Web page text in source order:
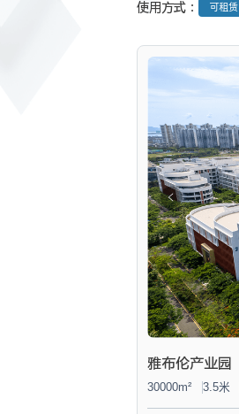
使用方式： 可租赁
雅布伦产业园
30000m² 3.5米